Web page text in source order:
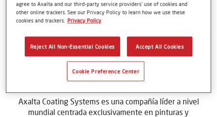
AXALTA EN ASTURIAS
Axalta Coating Systems es una compañía líder a nivel
mundial centrada exclusivamente en pinturas y
agree to Axalta and our third-party service providers’ use of cookies and
other online trackers. See our Privacy Policy to learn how we use these
cookies and trackers. Privacy Policy
Reject All Non-Essential Cookies Accept All Cookies
Cookie Preference Center